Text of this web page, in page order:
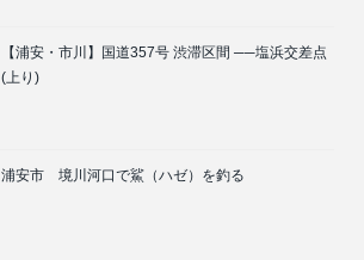
【浦安・市川】国道357号 渋滞区間 ──塩浜交差点
(上り)
浦安市 境川河口で鯊（ハゼ）を釣る